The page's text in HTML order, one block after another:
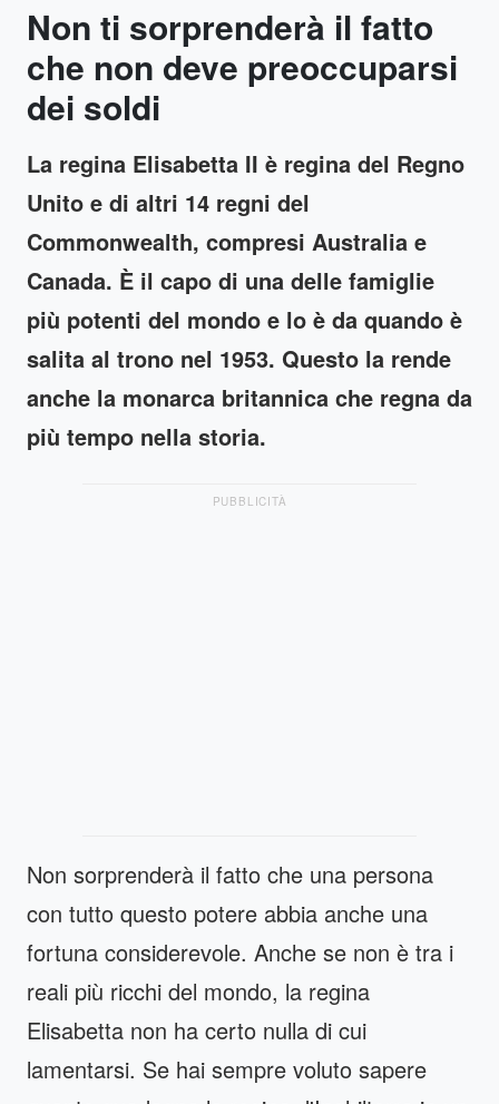
Non ti sorprenderà il fatto
che non deve preoccuparsi
dei soldi
La regina Elisabetta II è regina del Regno
Unito e di altri 14 regni del
Commonwealth, compresi Australia e
Canada. È il capo di una delle famiglie
più potenti del mondo e lo è da quando è
salita al trono nel 1953. Questo la rende
anche la monarca britannica che regna da
più tempo nella storia.
PUBBLICITÀ
Non sorprenderà il fatto che una persona
con tutto questo potere abbia anche una
fortuna considerevole. Anche se non è tra i
reali più ricchi del mondo, la regina
Elisabetta non ha certo nulla di cui
lamentarsi. Se hai sempre voluto sapere